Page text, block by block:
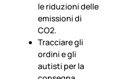
le riduzioni delle
emissioni di
CO2.
Tracciare gli
ordini e gli
autisti per la